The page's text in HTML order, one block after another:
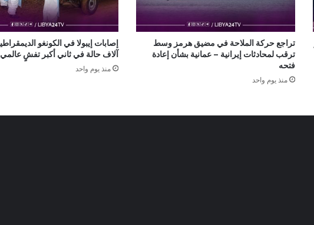
تراجع حركة الملاحة في مضيق هرمز وسط
ترقب لمحادثات إيرانية – عمانية بشأن إعادة
فتحه
منذ يوم واحد
آلاف حالة في ثاني أكبر تفشٍ عالمي
منذ يوم واحد